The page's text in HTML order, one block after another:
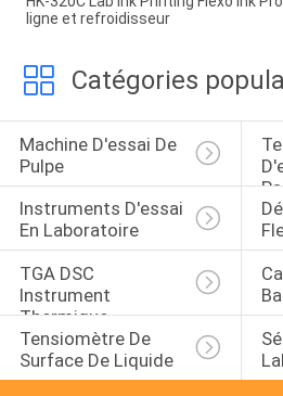
ligne et refroidisseur
Catégories
Machine D'essai De
Pulpe
Instruments D'essai
En Laboratoire
TGA DSC
Instrument
Thermique
Tensiomètre De
Surface De Liquide